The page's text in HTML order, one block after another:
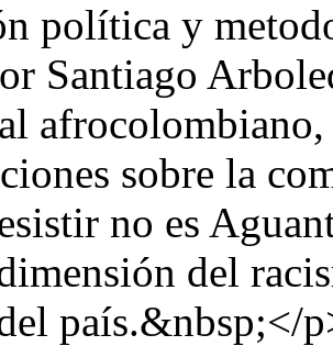
política y
Santiago
afrocolombiano,
sobre la
no es
del
país.&nbsp;</